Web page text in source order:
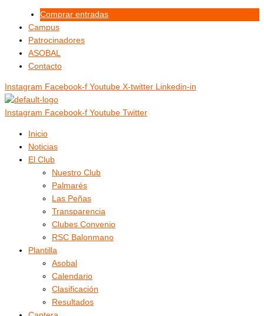
contenido
Comprar entradas
Campus
Patrocinadores
ASOBAL
Contacto
Instagram Facebook-f Youtube X-twitter Linkedin-in
Instagram Facebook-f Youtube Twitter
Inicio
Noticias
El Club
Nuestro Club
Palmarés
Las Peñas
Transparencia
Clubes Convenio
RSC Balonmano
Plantilla
Asobal
Calendario
Clasificación
Resultados